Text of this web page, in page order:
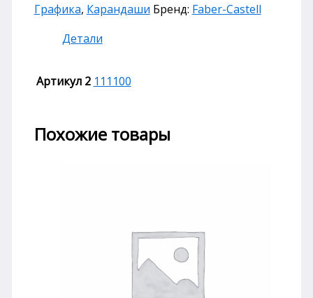
Графика, Карандаши Бренд: Faber-Castell
Детали
Артикул 2 111100
Похожие товары